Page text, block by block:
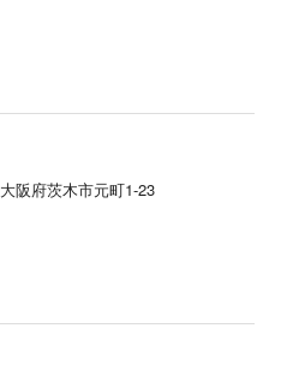
大阪府茨木市元町1-23